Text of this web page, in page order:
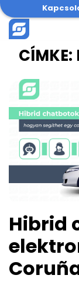
Skip
to
content
CÍMKE:
Hibrid